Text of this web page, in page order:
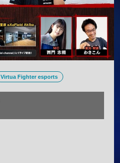
Virtua Fighter esports